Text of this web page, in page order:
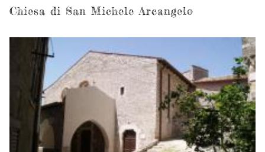
Chiesa di San Michele Arcangelo